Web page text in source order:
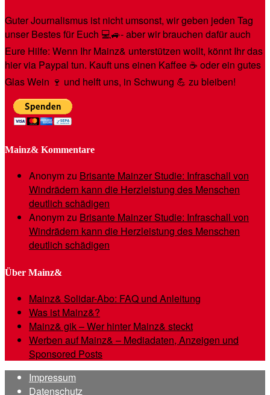
Guter Journalismus ist nicht umsonst, wir geben jeden Tag
unser Bestes für Euch 💻🚙- aber wir brauchen dafür auch
Eure Hilfe: Wenn Ihr Mainz& unterstützen wollt, könnt Ihr das
hier via Paypal tun. Kauft uns einen Kaffee ☕️ oder ein gutes
Glas Wein 🍷 und helft uns, in Schwung 💪 zu bleiben!
Mainz& Kommentare
Anonymzu Brisante Mainzer Studie: Infraschall von
Windrädern kann die Herzleistung des Menschen
deutlich schädigen
Anonymzu Brisante Mainzer Studie: Infraschall von
Windrädern kann die Herzleistung des Menschen
deutlich schädigen
Über Mainz&
Mainz& Solidar-Abo: FAQ und Anleitung
Was ist Mainz&?
Mainz& gik – Wer hinter Mainz& steckt
Werben auf Mainz& – Mediadaten, Anzeigen und
Sponsored Posts
Impressum
Datenschutz